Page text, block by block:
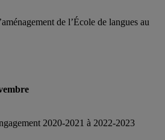
de l’École de langues au
2020-2021 à 2022-2023